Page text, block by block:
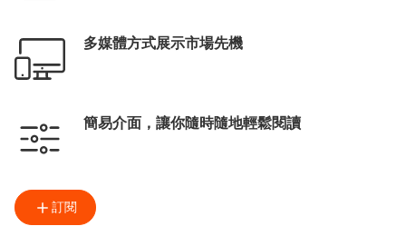
多媒體方式展示市場先機
簡易介面，讓你隨時隨地輕鬆閱讀
訂閱